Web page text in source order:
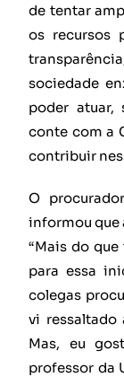
de tentar
os recursos
sociedade
poder atuar,
conte com a
contribuir
O
informou que
“Mais do
para essa
colegas
vi ressaltado
Mas, eu
professor da